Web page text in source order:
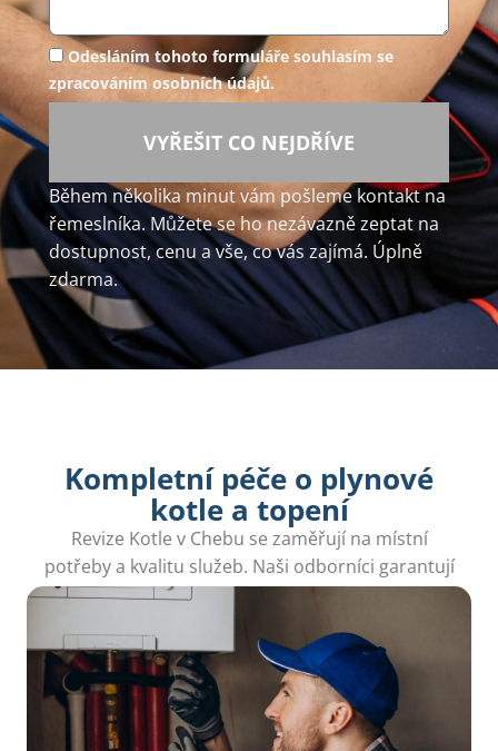
Odesláním tohoto formuláře souhlasím se
zpracováním osobních údajů.
VYŘEŠIT CO NEJDŘÍVE
Během několika minut vám pošleme kontakt na
řemeslníka. Můžete se ho nezávazně zeptat na
dostupnost, cenu a vše, co vás zajímá. Úplně
zdarma.
Kompletní péče o plynové
kotle a topení
Revize Kotle v Chebu se zaměřují na místní
potřeby a kvalitu služeb. Naši odborníci garantují
bezpečný provoz a efektivní kontrolu.